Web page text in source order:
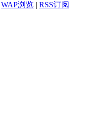
WAP浏览 | RSS订阅